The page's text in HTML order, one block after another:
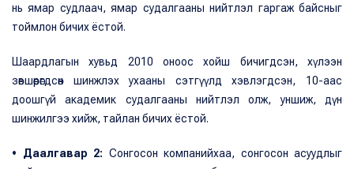
нь ямар судлаач, ямар судалгааны нийтлэл гаргаж байсныг
тоймлон бичих ёстой.
Шаардлагын хувьд 2010 оноос хойш бичигдсэн, хүлээн
зөвшөөрөгдсөн шинжлэх ухааны сэтгүүлд хэвлэгдсэн, 10-аас
доошгүй академик судалгааны нийтлэл олж, уншиж, дүн
шинжилгээ хийж, тайлан бичих ёстой.
• Даалгавар 2: Сонгосон компанийхаа, сонгосон асуудлыг